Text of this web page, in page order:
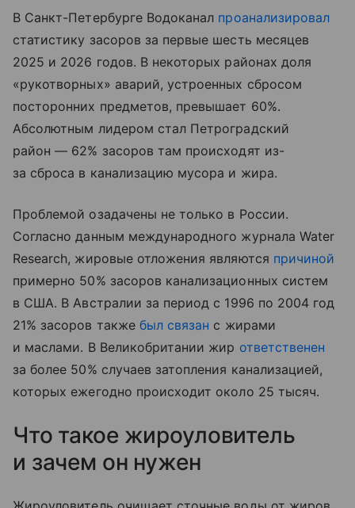
В Санкт-Петербурге Водоканал проанализировал
статистику засоров за первые шесть месяцев
2025 и 2026 годов. В некоторых районах доля
«рукотворных» аварий, устроенных сбросом
посторонних предметов, превышает 60%.
Абсолютным лидером стал Петроградский
район — 62% засоров там происходят из-
за сброса в канализацию мусора и жира.
Проблемой озадачены не только в России.
Согласно данным международного журнала Water
Research, жировые отложения являются причиной
примерно 50% засоров канализационных систем
в США. В Австралии за период с 1996 по 2004 год
21% засоров также был связан с жирами
и маслами. В Великобритании жир ответственен
за более 50% случаев затопления канализацией,
которых ежегодно происходит около 25 тысяч.
Что такое жироуловитель
и зачем он нужен